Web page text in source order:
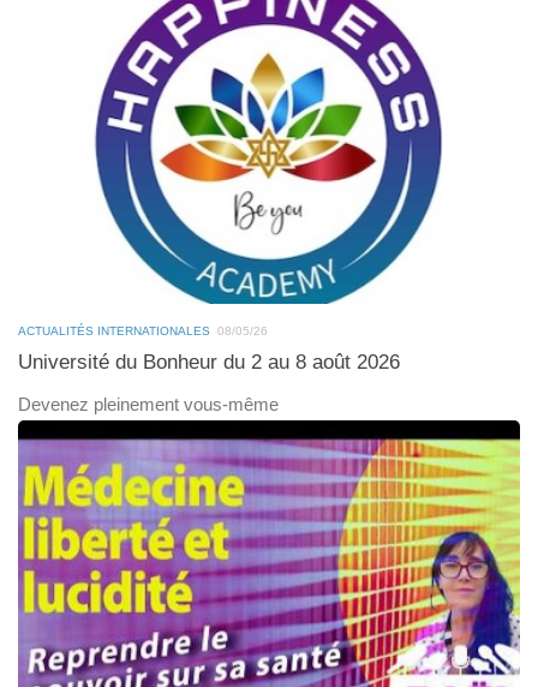
ACTUALITÉS INTERNATIONALES 08/05/26
Université du Bonheur du 2 au 8 août 2026
Devenez pleinement vous-même